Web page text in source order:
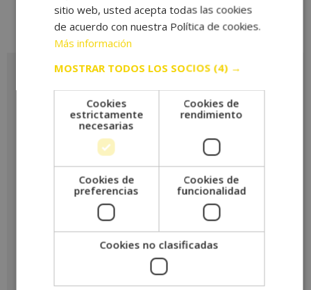
sitio web, usted acepta todas las cookies
de acuerdo con nuestra Política de cookies.
Más información
MOSTRAR TODOS LOS SOCIOS (4) →
Cookies
estrictamente
necesarias
Cookies de
rendimiento
Cookies de
preferencias
Cookies de
funcionalidad
Cookies no clasificadas